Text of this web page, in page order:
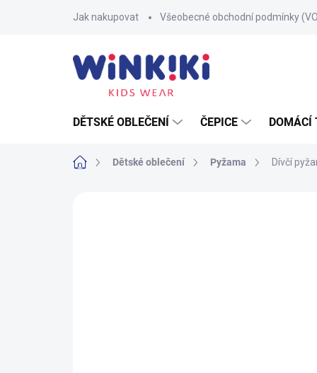
Jak nakupovat Všeobecné obchodní podmínky
DĚTSKÉ OBLEČENÍ ČEPICE DOMÁCÍ
Domů Dětské oblečení Pyžama Dívčí